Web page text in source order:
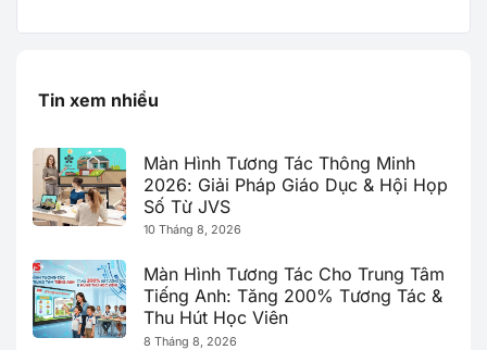
Tin xem nhiều
Màn Hình Tương Tác Thông Minh
2026: Giải Pháp Giáo Dục & Hội Họp
Số Từ JVS
10 Tháng 8, 2026
Màn Hình Tương Tác Cho Trung Tâm
Tiếng Anh: Tăng 200% Tương Tác &
Thu Hút Học Viên
8 Tháng 8, 2026